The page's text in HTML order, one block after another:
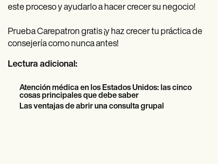
este proceso y ayudarlo a hacer crecer su negocio!
Prueba Carepatron gratis ¡y haz crecer tu práctica de
consejería como nunca antes!
Lectura adicional:
Atención médica en los Estados Unidos: las cinco
cosas principales que debe saber
Las ventajas de abrir una consulta grupal